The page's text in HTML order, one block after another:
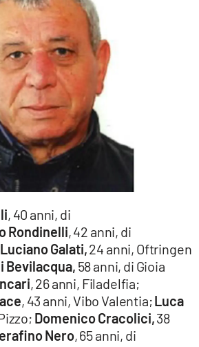
, 40 anni, di
Rondinelli, 42 anni, di
LucianoGalati,24 anni, Oftringen
Bevilacqua, 58 anni, di Gioia
, 26 anni, Filadelfia;
, 43 anni, Vibo Valentia;Luca
DomenicoCracolici,38
Nero, 65 anni, di